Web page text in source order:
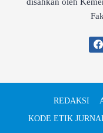
disahkan oleh
REDAKSI
KODE ETIK